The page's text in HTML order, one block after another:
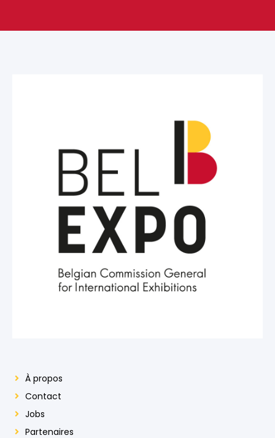
À propos
Contact
Jobs
Partenaires